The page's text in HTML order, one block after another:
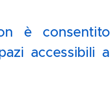
è consentito
accessibili a